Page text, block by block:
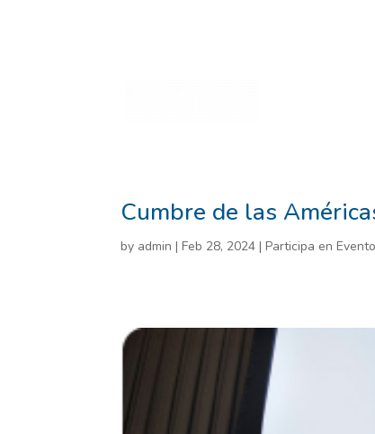
Cumbre de las
by admin |Feb 28, 2024 |Participa en